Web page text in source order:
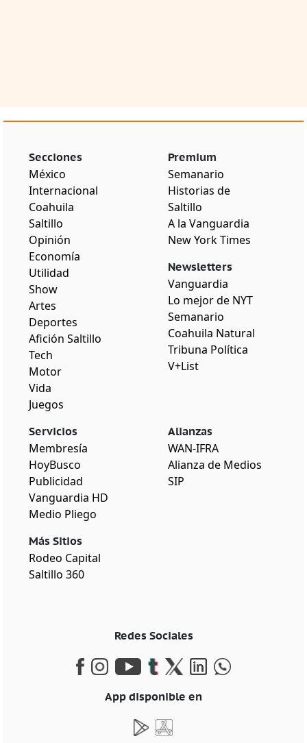
Secciones
México
Internacional
Coahuila
Saltillo
Opinión
Economía
Utilidad
Show
Artes
Deportes
Afición Saltillo
Tech
Motor
Vida
Juegos
Premium
Semanario
Historias de
Saltillo
A la Vanguardia
New York Times
Newsletters
Vanguardia
Lo mejor de NYT
Semanario
Coahuila Natural
Tribuna Política
V+List
Servicios
Membresía
HoyBusco
Publicidad
Vanguardia HD
Medio Pliego
Más Sitios
Rodeo Capital
Saltillo 360
Alianzas
WAN-IFRA
Alianza de Medios
SIP
Redes Sociales
App disponible en